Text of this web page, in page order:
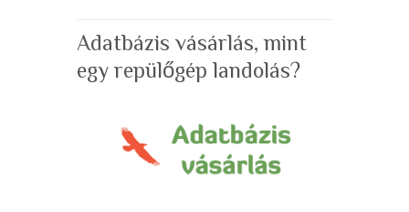
Adatbázis vásárlás, mint
egy repülőgép landolás?